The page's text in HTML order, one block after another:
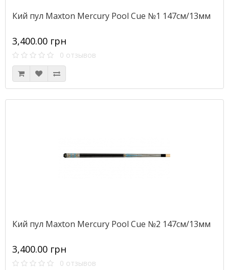
Кий пул Maxton Mercury Pool Cue №1 147см/13мм
3,400.00 грн
0 отзывов
Кий пул Maxton Mercury Pool Cue №2 147см/13мм
3,400.00 грн
0 отзывов